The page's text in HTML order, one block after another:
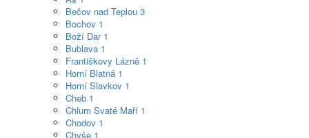
Bečov nad Teplou 3
Bochov 1
Boží Dar 1
Bublava 1
Františkovy Lázně 1
Horní Blatná 1
Horní Slavkov 1
Cheb 1
Chlum Svaté Maří 1
Chodov 1
Chyše 1